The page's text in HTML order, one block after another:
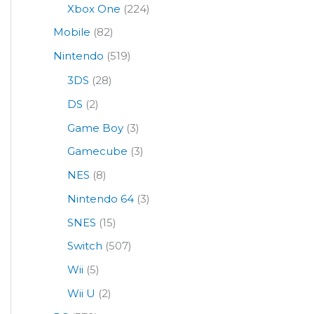
Xbox One (224)
Mobile (82)
Nintendo (519)
3DS (28)
DS (2)
Game Boy (3)
Gamecube (3)
NES (8)
Nintendo 64 (3)
SNES (15)
Switch (507)
Wii (5)
Wii U (2)